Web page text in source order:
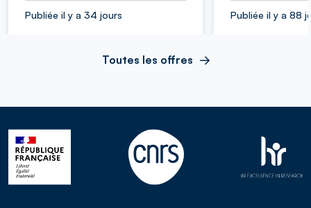
Publiée il y a 34 jours Publiée il y a 88
Toutes les offres